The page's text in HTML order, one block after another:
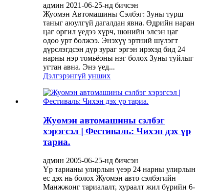
админ 2021-06-25-нд бичсэн
Жуомэн Автомашины Сэлбэг: Зуны турш
таныг аюулгүй дагалдан явна. Өдрийн наран
цаг оргил үедээ хүрч, шөнийн элсэн цаг
одоо урт болжээ. Энэхүү эртний шүлэгт
дүрслэгдсэн дүр зураг эргэн ирэхэд бид 24
нарны нэр томьёоны нэг болох Зуны туйлыг
угтан авна. Энэ үед...
Дэлгэрэнгүй унших
Жуомэн автомашины сэлбэг
хэрэгсэл | Фестиваль: Чихэн дэх үр
тариа.
админ 2005-06-25-нд бичсэн
Үр тарианы улирлын үеэр 24 нарны улирлын
ес дэх нь болох Жуомэн авто сэлбэгийн
Манжжонг тариалалт, хураалт жил бүрийн 6-